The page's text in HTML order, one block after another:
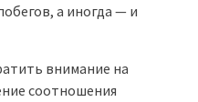
а иногда — и
внимание на
соотношения